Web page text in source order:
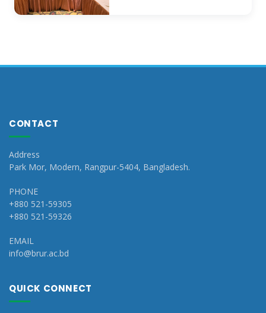
CONTACT
Address
Park Mor, Modern, Rangpur-5404, Bangladesh.
PHONE
+880 521-59305
+880 521-59326
EMAIL
info@brur.ac.bd
QUICK CONNECT